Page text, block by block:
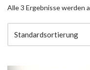
Alle 3 Ergebnisse werden